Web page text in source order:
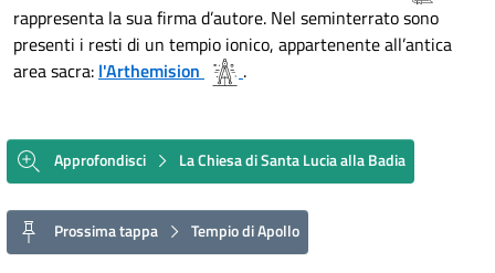
rappresenta la sua firma d’autore. Nel seminterrato sono
presenti i resti di un tempio ionico, appartenente all’antica
area sacra: l'Arthemision .
Approfondisci La Chiesa di Santa Lucia alla Badia
Prossima tappa Tempio di Apollo